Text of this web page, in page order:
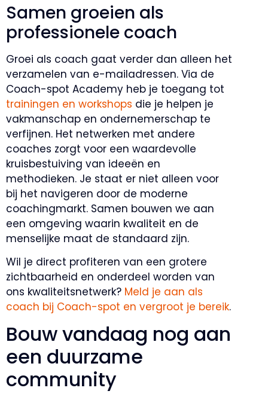
Samen groeien als
professionele coach
Groei als coach gaat verder dan alleen het
verzamelen van e-mailadressen. Via de
Coach-spot Academy heb je toegang tot
trainingen en workshops die je helpen je
vakmanschap en ondernemerschap te
verfijnen. Het netwerken met andere
coaches zorgt voor een waardevolle
kruisbestuiving van ideeën en
methodieken. Je staat er niet alleen voor
bij het navigeren door de moderne
coachingmarkt. Samen bouwen we aan
een omgeving waarin kwaliteit en de
menselijke maat de standaard zijn.
Wil je direct profiteren van een grotere
zichtbaarheid en onderdeel worden van
ons kwaliteitsnetwerk? Meld je aan als
coach bij Coach-spot en vergroot je bereik.
Bouw vandaag nog aan
een duurzame
community